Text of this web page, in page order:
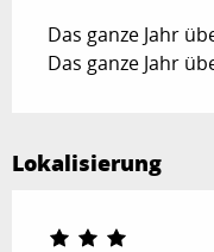
Das ganze Jahr
Das ganze Jahr
Lokalisierung